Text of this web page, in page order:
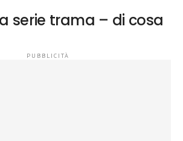
serie trama – di cosa